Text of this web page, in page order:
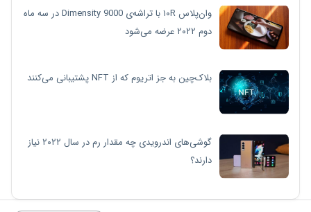
وان‌پلاس ۱۰R با تراشه‌ی Dimensity 9000 در سه ماه
دوم ۲۰۲۲ عرضه می‌شود
بلاک‌چین به جز اتریوم که از NFT پشتیبانی می‌کنند
گوشی‌های اندرویدی چه مقدار رم در سال ۲۰۲۲ نیاز
دارند؟